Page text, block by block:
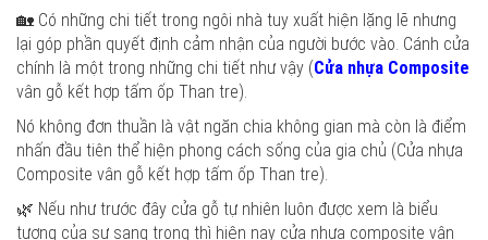
🏡 Có những chi tiết trong ngôi nhà tuy xuất hiện lặng lẽ nhưng
lại góp phần quyết định cảm nhận của người bước vào. Cánh cửa
chính là một trong những chi tiết như vậy (Cửa nhựa Composite
vân gỗ kết hợp tấm ốp Than tre).
Nó không đơn thuần là vật ngăn chia không gian mà còn là điểm
nhấn đầu tiên thể hiện phong cách sống của gia chủ (Cửa nhựa
Composite vân gỗ kết hợp tấm ốp Than tre).
🌿 Nếu như trước đây cửa gỗ tự nhiên luôn được xem là biểu
tượng của sự sang trọng thì hiện nay cửa nhựa composite vân